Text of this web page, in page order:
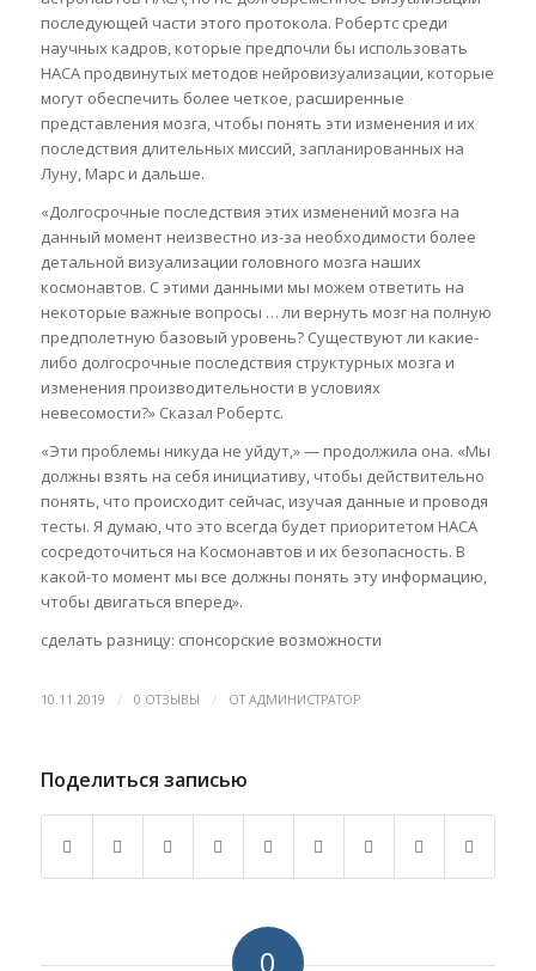
последующей части этого протокола. Робертс среди
научных кадров, которые предпочли бы использовать
НАСА продвинутых методов нейровизуализации, которые
могут обеспечить более четкое, расширенные
представления мозга, чтобы понять эти изменения и их
последствия длительных миссий, запланированных на
Луну, Марс и дальше.
«Долгосрочные последствия этих изменений мозга на
данный момент неизвестно из-за необходимости более
детальной визуализации головного мозга наших
космонавтов. С этими данными мы можем ответить на
некоторые важные вопросы … ли вернуть мозг на полную
предполетную базовый уровень? Существуют ли какие-
либо долгосрочные последствия структурных мозга и
изменения производительности в условиях
невесомости?» Сказал Робертс.
«Эти проблемы никуда не уйдут,» — продолжила она. «Мы
должны взять на себя инициативу, чтобы действительно
понять, что происходит сейчас, изучая данные и проводя
тесты. Я думаю, что это всегда будет приоритетом НАСА
сосредоточиться на Космонавтов и их безопасность. В
какой-то момент мы все должны понять эту информацию,
чтобы двигаться вперед».
сделать разницу: спонсорские возможности
10.11.2019 / 0 ОТЗЫВЫ / ОТАДМИНИСТРАТОР
Поделиться записью
0